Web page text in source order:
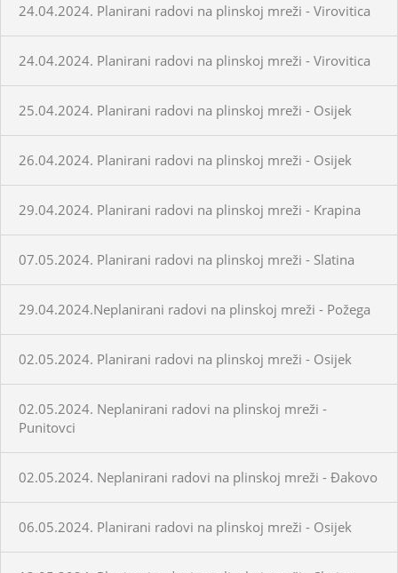
24.04.2024. Planirani radovi na plinskoj mreži - Virovitica
24.04.2024. Planirani radovi na plinskoj mreži - Virovitica
25.04.2024. Planirani radovi na plinskoj mreži - Osijek
26.04.2024. Planirani radovi na plinskoj mreži - Osijek
29.04.2024. Planirani radovi na plinskoj mreži - Krapina
07.05.2024. Planirani radovi na plinskoj mreži - Slatina
29.04.2024.Neplanirani radovi na plinskoj mreži - Požega
02.05.2024. Planirani radovi na plinskoj mreži - Osijek
02.05.2024. Neplanirani radovi na plinskoj mreži -
Punitovci
02.05.2024. Neplanirani radovi na plinskoj mreži - Đakovo
06.05.2024. Planirani radovi na plinskoj mreži - Osijek